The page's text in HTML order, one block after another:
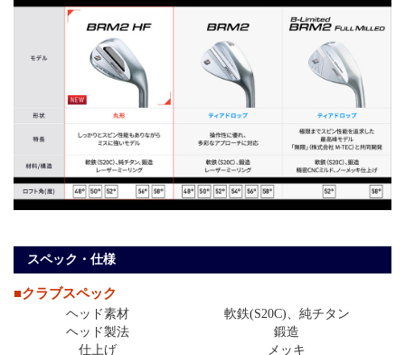
スペック・仕様
■クラブスペック
ヘッド素材
軟鉄(S20C)、純チタン
ヘッド製法
鍛造
仕上げ
メッキ